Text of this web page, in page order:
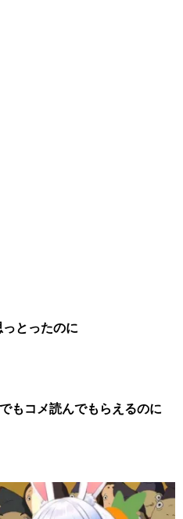
とったのに
もコメ読んでもらえるのに